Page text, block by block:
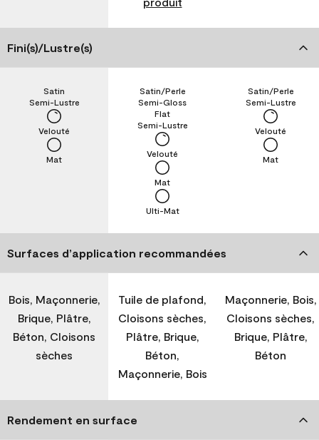
Fini(s)/Lustre(s)
Mat
Velouté
Semi-Lustre
Satin
Ulti-Mat
Mat
Velouté
Semi-Lustre
Flat
Semi-Gloss
Satin/Perle
Mat
Velouté
Semi-Lustre
Satin/Perle
Surfaces d’application recommandées
Bois, Maçonnerie,
Brique, Plâtre,
Béton, Cloisons
sèches
Tuile de plafond,
Cloisons sèches,
Plâtre, Brique,
Béton,
Maçonnerie, Bois
Maçonnerie, Bois,
Cloisons sèches,
Brique, Plâtre,
Béton
Rendement en surface